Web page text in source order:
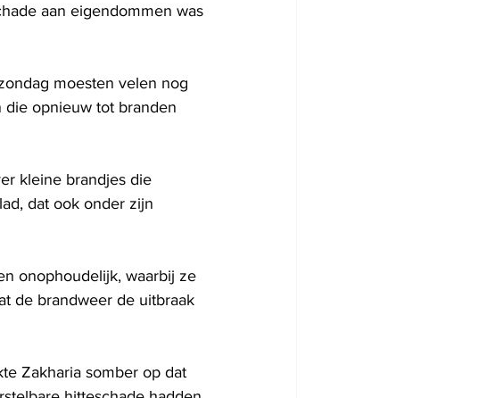
aan eigendommen was
moesten velen nog
opnieuw tot branden
kleine brandjes die
dat ook onder zijn
onophoudelijk, waarbij ze
de brandweer de uitbraak
Zakharia somber op dat